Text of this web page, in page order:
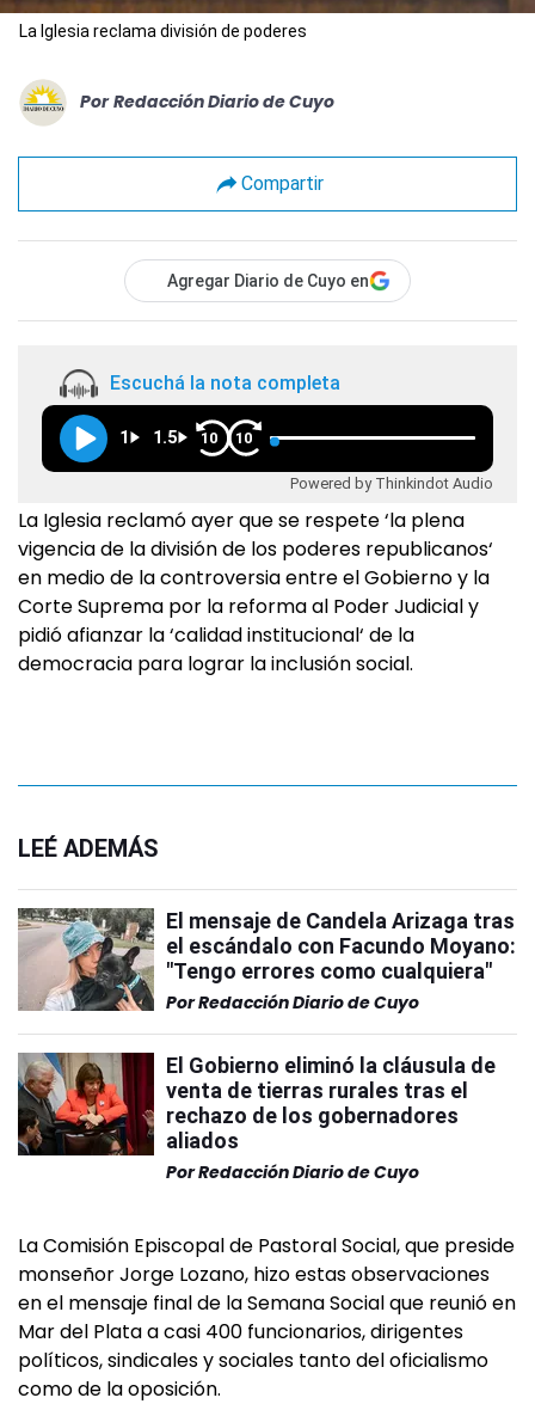
La Iglesia reclama división de poderes
Por Redacción Diario de Cuyo
Compartir
Agregar Diario de Cuyo en
Escuchá la nota completa
1 1.5 10 10
Powered by Thinkindot Audio
La Iglesia reclamó ayer que se respete ‘la plena
vigencia de la división de los poderes republicanos‘
en medio de la controversia entre el Gobierno y la
Corte Suprema por la reforma al Poder Judicial y
pidió afianzar la ‘calidad institucional‘ de la
democracia para lograr la inclusión social.
LEÉ ADEMÁS
El mensaje de Candela Arizaga tras
el escándalo con Facundo Moyano:
"Tengo errores como cualquiera"
PorRedacción Diario de Cuyo
El Gobierno eliminó la cláusula de
venta de tierras rurales tras el
rechazo de los gobernadores
aliados
PorRedacción Diario de Cuyo
La Comisión Episcopal de Pastoral Social, que preside
monseñor Jorge Lozano, hizo estas observaciones
en el mensaje final de la Semana Social que reunió en
Mar del Plata a casi 400 funcionarios, dirigentes
políticos, sindicales y sociales tanto del oficialismo
como de la oposición.